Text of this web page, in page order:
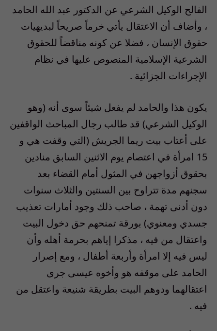
الفالح الوكيل الشرعي عن الدكتور عبد الله الحامد
، وأضاف أن الاعتقال يأتي خرماً صريحاً لبديهيات
حقوق الإنسان ، فضلا عن كونه مناقضاً للحقوق
الشرعية الإسلامية المنصوص عليها في نظام
الإجراءات الجزائية .
يكون هذا والحامد لم يفعل شيئاً سوى أنه (وهو
الوكيل الشرعي) قد طالب رجال المباحث الواقفين
على أعتاب بيت ريما الجريش (التي وقفت هي و
15 امرأة في اعتصام يوم الاثنين السابق منادين
بحقوق أزواجهن في المثول أمام القضاء بعد
سجنهم مدة تتراوح بين السنتين والثلاث سنوات
دون أدنى تهمة ، صاحب ذلك وجود أمارات تعذيب
جسدي ومعنوي) بورقة تمنحهم حق دخول البيت
واعتقال من فيه ، مذكرا إياهم بحرمة أهله وأن
ليس فيه إلا امرأة وأربعة أطفال ، ومع إصرار
الحامد على موقفه هو وأخوه عيسى جرى
اعتقالهما ودوهم البيت بطريقة شنيعة واعتقل من
فيه .